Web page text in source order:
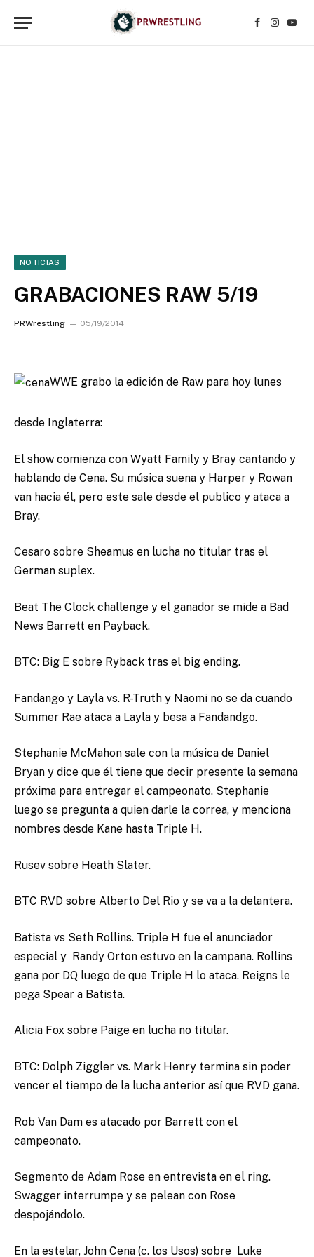
Facebook
NOTICIAS
GRABACIONES RAW 5/19
PRWrestling 05/19/2014
WWE grabo la edición de Raw para hoy lunes
desde Inglaterra:
El show comienza con Wyatt Family y Bray cantando y
hablando de Cena. Su música suena y Harper y Rowan
van hacia él, pero este sale desde el publico y ataca a
Bray.
Cesaro sobre Sheamus en lucha no titular tras el
German suplex.
Beat The Clock challenge y el ganador se mide a Bad
News Barrett en Payback.
BTC: Big E sobre Ryback tras el big ending.
Fandango y Layla vs. R-Truth y Naomi no se da cuando
Summer Rae ataca a Layla y besa a Fandandgo.
Stephanie McMahon sale con la música de Daniel
Bryan y dice que él tiene que decir presente la semana
próxima para entregar el campeonato. Stephanie
luego se pregunta a quien darle la correa, y menciona
nombres desde Kane hasta Triple H.
Rusev sobre Heath Slater.
BTC RVD sobre Alberto Del Rio y se va a la delantera.
Batista vs Seth Rollins. Triple H fue el anunciador
especial y Randy Orton estuvo en la campana. Rollins
gana por DQ luego de que Triple H lo ataca. Reigns le
pega Spear a Batista.
Alicia Fox sobre Paige en lucha no titular.
BTC: Dolph Ziggler vs. Mark Henry termina sin poder
vencer el tiempo de la lucha anterior así que RVD gana.
Rob Van Dam es atacado por Barrett con el
campeonato.
Segmento de Adam Rose en entrevista en el ring.
Swagger interrumpe y se pelean con Rose
despojándolo.
En la estelar, John Cena (c. los Usos) sobre Luke